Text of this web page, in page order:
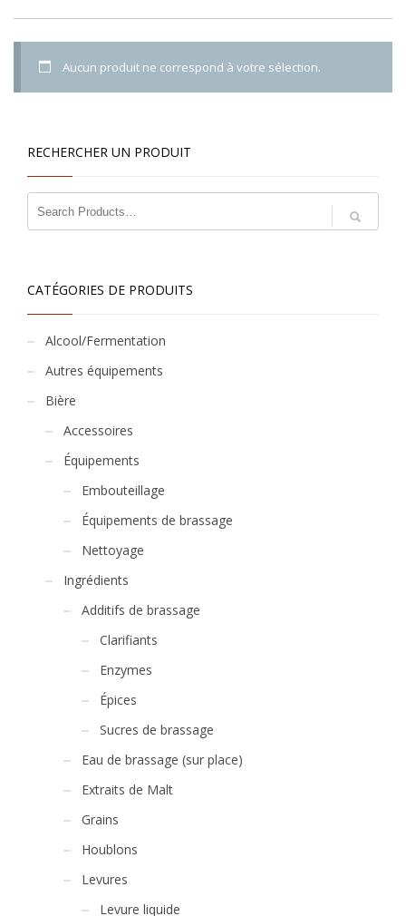
Aucun produit ne correspond à votre sélection.
RECHERCHER UN PRODUIT
CATÉGORIES DE PRODUITS
Alcool/Fermentation
Autres équipements
Bière
Accessoires
Équipements
Embouteillage
Équipements de brassage
Nettoyage
Ingrédients
Additifs de brassage
Clarifiants
Enzymes
Épices
Sucres de brassage
Eau de brassage (sur place)
Extraits de Malt
Grains
Houblons
Levures
Levure liquide